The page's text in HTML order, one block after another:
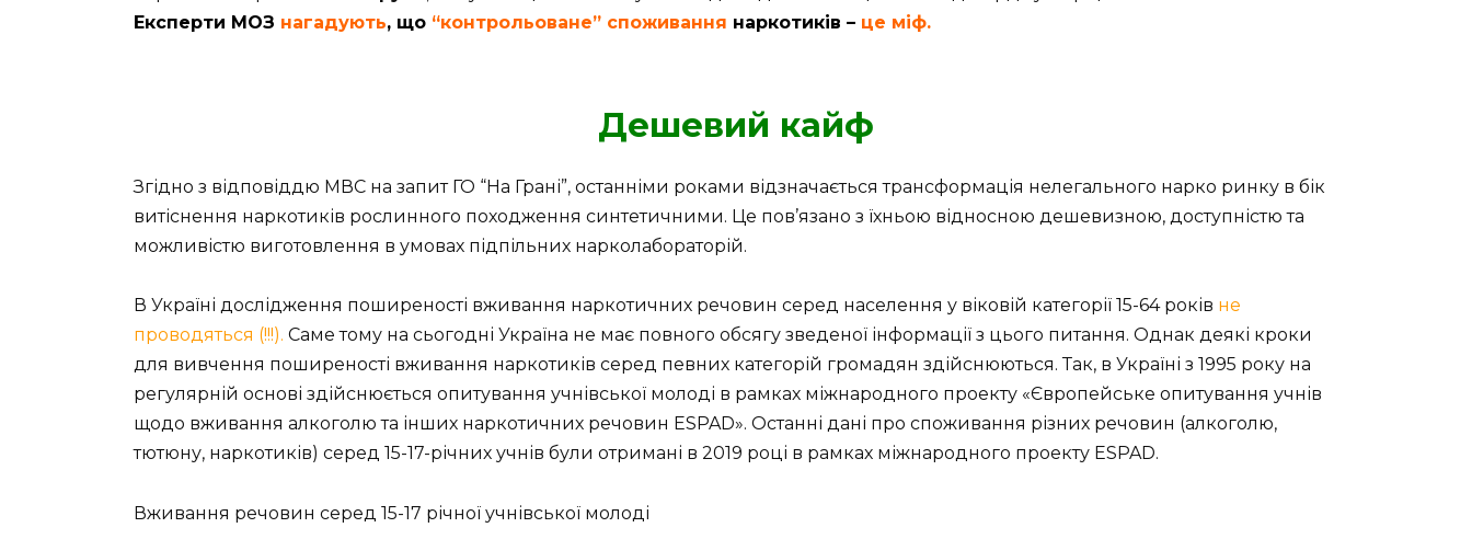
Експерти МОЗ нагадують, що “контрольоване” споживання наркотиків – це міф.
Дешевий кайф
Згідно з відповіддю МВС на запит ГО “На Грані”, останніми роками відзначається трансформація нелегального нарко ринку в бік
витіснення наркотиків рослинного походження синтетичними. Це пов’язано з їхньою відносною дешевизною, доступністю та
можливістю виготовлення в умовах підпільних нарколабораторій.
В Україні дослідження поширеності вживання наркотичних речовин серед населення у віковій категорії 15-64 років не
проводяться (!!!). Саме тому на сьогодні Україна не має повного обсягу зведеної інформації з цього питання. Однак деякі кроки
для вивчення поширеності вживання наркотиків серед певних категорій громадян здійснюються. Так, в Україні з 1995 року на
регулярній основі здійснюється опитування учнівської молоді в рамках міжнародного проекту «Європейське опитування учнів
щодо вживання алкоголю та інших наркотичних речовин ESPAD». Останні дані про споживання різних речовин (алкоголю,
тютюну, наркотиків) серед 15-17-річних учнів були отримані в 2019 році в рамках міжнародного проекту ESPAD.
Вживання речовин серед 15-17 річної учнівської молоді